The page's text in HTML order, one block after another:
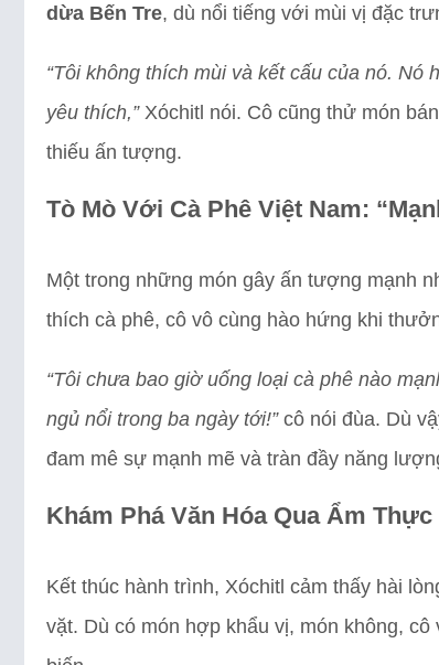
dừa Bến Tre, dù nổi tiếng với mùi vị đặc
“Tôi không thích mùi và kết cấu của nó.
yêu thích,”Xóchitl nói. Cô cũng thử món
thiếu ấn tượng.
Tò Mò Với Cà Phê Việt Nam:
Một trong những món gây ấn tượng mạnh
thích cà phê, cô vô cùng hào hứng khi
“Tôi chưa bao giờ uống loại cà phê nào
ngủ nổi trong ba ngày tới!”cô nói đùa. Dù
đam mê sự mạnh mẽ và tràn đầy năng
Khám Phá Văn Hóa Qua Ẩm Thực
Kết thúc hành trình, Xóchitl cảm thấy hài
vặt. Dù có món hợp khẩu vị, món không, cô